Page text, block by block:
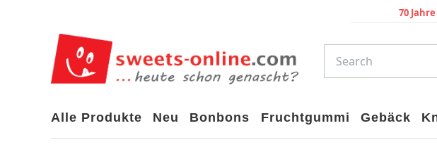
70
Alle Produkte Neu Bonbons Fruchtgummi Gebäck